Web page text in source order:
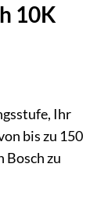
10K
Ihr
bis zu 150
Bosch zu